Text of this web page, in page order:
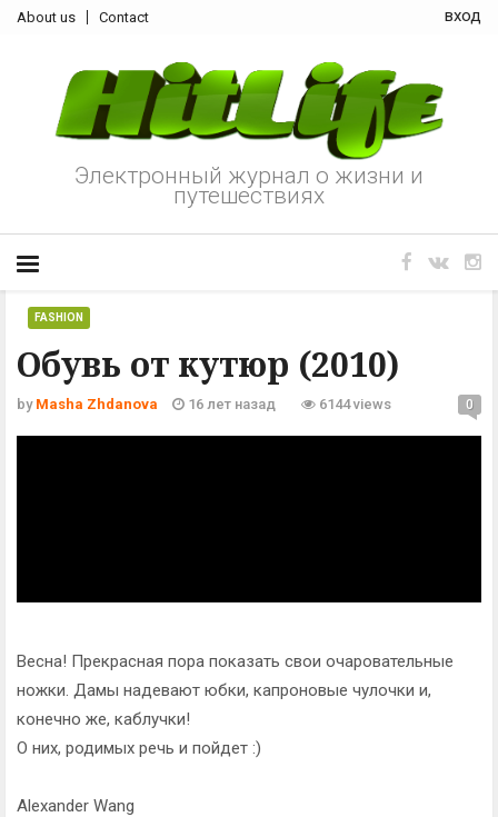
About us Contact вход
Электронный журнал о жизни и
путешествиях
Обувь от кутюр (2010)
FASHION
by Masha Zhdanova 16 лет назад 6144 views 0
Весна! Прекрасная пора показать свои очаровательные
ножки. Дамы надевают юбки, капроновые чулочки и,
конечно же, каблучки!
О них, родимых речь и пойдет :)
Alexander Wang